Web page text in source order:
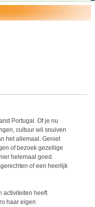
Portugal. Of je nu
cultuur wil snuiven
het allemaal. Geniet
of bezoek gezellige
helemaal goed.
of een heerlijk
activiteiten heeft
haar eigen